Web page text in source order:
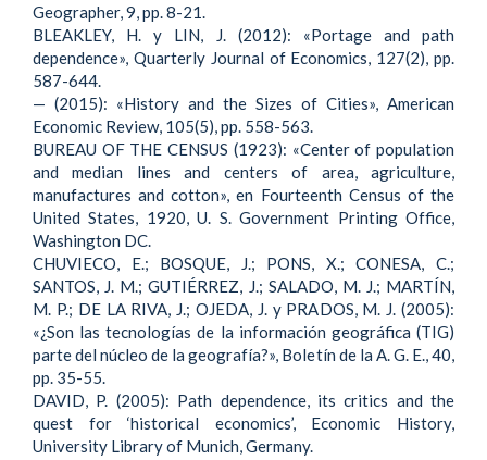
Geographer, 9, pp. 8-21.
BLEAKLEY, H. y LIN, J. (2012): «Portage and path
dependence», Quarterly Journal of Economics, 127(2), pp.
587-644.
— (2015): «History and the Sizes of Cities», American
Economic Review, 105(5), pp. 558-563.
BUREAU OF THE CENSUS (1923): «Center of population
and median lines and centers of area, agriculture,
manufactures and cotton», en Fourteenth Census of the
United States, 1920, U. S. Government Printing Office,
Washington DC.
CHUVIECO, E.; BOSQUE, J.; PONS, X.; CONESA, C.;
SANTOS, J. M.; GUTIÉRREZ, J.; SALADO, M. J.; MARTÍN,
M. P.; DE LA RIVA, J.; OJEDA, J. y PRADOS, M. J. (2005):
«¿Son las tecnologías de la información geográfica (TIG)
parte del núcleo de la geografía?», Boletín de la A. G. E., 40,
pp. 35-55.
DAVID, P. (2005): Path dependence, its critics and the
quest for ‘historical economics’, Economic History,
University Library of Munich, Germany.